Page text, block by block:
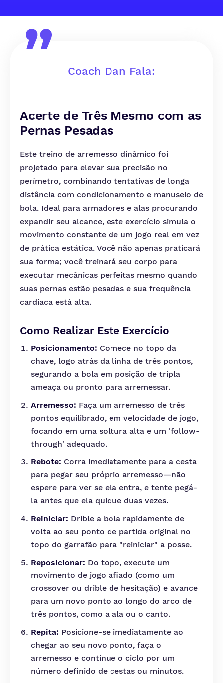
Coach Dan Fala:
Acerte de Três Mesmo com as
Pernas Pesadas
Este treino de arremesso dinâmico foi
projetado para elevar sua precisão no
perímetro, combinando tentativas de longa
distância com condicionamento e manuseio de
bola. Ideal para armadores e alas procurando
expandir seu alcance, este exercício simula o
movimento constante de um jogo real em vez
de prática estática. Você não apenas praticará
sua forma; você treinará seu corpo para
executar mecânicas perfeitas mesmo quando
suas pernas estão pesadas e sua frequência
cardíaca está alta.
Como Realizar Este Exercício
Posicionamento: Comece no topo da
chave, logo atrás da linha de três pontos,
segurando a bola em posição de tripla
ameaça ou pronto para arremessar.
Arremesso: Faça um arremesso de três
pontos equilibrado, em velocidade de jogo,
focando em uma soltura alta e um 'follow-
through' adequado.
Rebote: Corra imediatamente para a cesta
para pegar seu próprio arremesso—não
espere para ver se ela entra, e tente pegá-
la antes que ela quique duas vezes.
Reiniciar: Drible a bola rapidamente de
volta ao seu ponto de partida original no
topo do garrafão para "reiniciar" a posse.
Reposicionar: Do topo, execute um
movimento de jogo afiado (como um
crossover ou drible de hesitação) e avance
para um novo ponto ao longo do arco de
três pontos, como a ala ou o canto.
Repita: Posicione-se imediatamente ao
chegar ao seu novo ponto, faça o
arremesso e continue o ciclo por um
número definido de cestas ou minutos.